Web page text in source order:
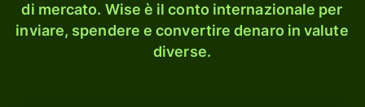
di mercato. Wise è il conto internazionale per
inviare, spendere e convertire denaro in valute
diverse.